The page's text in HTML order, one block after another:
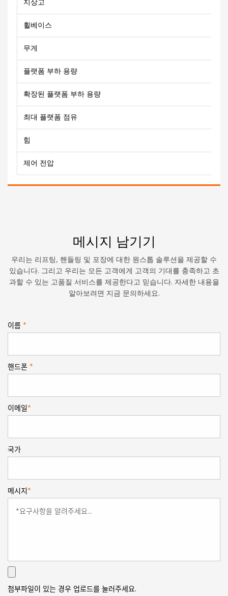
지상고
휠베이스
무게
플랫폼 부하 용량
확장된 플랫폼 부하 용량
최대 플랫폼 점유
힘
제어 전압
메시지 남기기
우리는 리프팅, 핸들링 및 포장에 대한 원스톱 솔루션을 제공할 수
있습니다. 그리고 우리는 모든 고객에게 고객의 기대를 충족하고 초
과할 수 있는 고품질 서비스를 제공한다고 믿습니다. 자세한 내용을
알아보려면 지금 문의하세요.
이름 *
핸드폰 *
이메일 *
국가
메시지 *
첨부파일이 있는 경우 업로드를 눌러주세요.